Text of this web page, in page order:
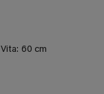
Vita: 60 cm